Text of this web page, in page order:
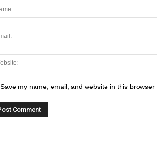
Save my name, email, and website in this browser